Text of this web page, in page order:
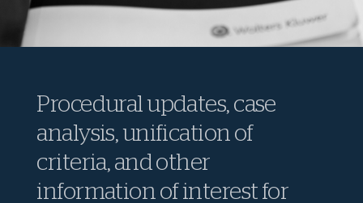
Procedural updates, case
analysis, unification of
criteria, and other
information of interest for